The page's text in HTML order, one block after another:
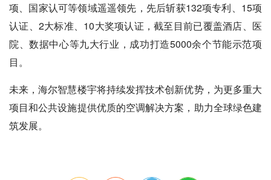
项、国家认可等领域遥遥领先，先后斩获132项专利、15项
认证、2大标准、10大奖项认证，截至目前已覆盖酒店、医
院、数据中心等九大行业，成功打造5000余个节能示范项
目。
未来，海尔智慧楼宇将持续发挥技术创新优势，为更多重大
项目和公共设施提供优质的空调解决方案，助力全球绿色建
筑发展。